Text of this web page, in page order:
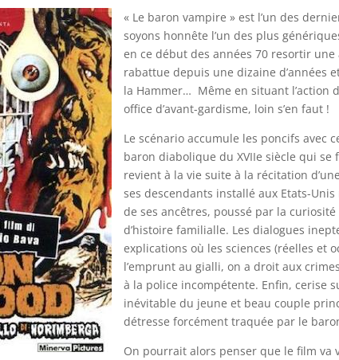
« Le baron vampire » est l’un des
soyons honnête l’un des plus
en ce début des années 70 resortir
rabattue depuis une dizaine d’années
la Hammer… Même en situant l’action
office d’avant-gardisme, loin s’en faut !
Le scénario accumule les poncifs avec
baron diabolique du XVIIe siècle qui
revient à la vie suite à la récitation
ses descendants installé aux Etats-
de ses ancêtres, poussé par la
d’histoire familialle. Les dialogues
explications où les sciences (réelles et
l’emprunt au gialli, on a droit aux
à la police incompétente. Enfin, cerise
inévitable du jeune et beau couple
détresse forcément traquée par le
On pourrait alors penser que le film va